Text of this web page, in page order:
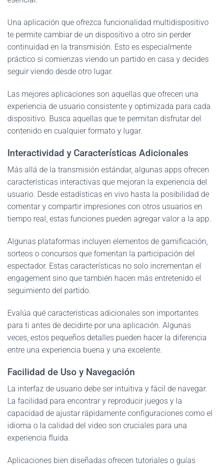
Una aplicación que ofrezca funcionalidad multidispositivo
te permite cambiar de un dispositivo a otro sin perder
continuidad en la transmisión. Esto es especialmente
práctico si comienzas viendo un partido en casa y decides
seguir viendo desde otro lugar.
Las mejores aplicaciones son aquellas que ofrecen una
experiencia de usuario consistente y optimizada para cada
dispositivo. Busca aquellas que te permitan disfrutar del
contenido en cualquier formato y lugar.
Interactividad y Características Adicionales
Más allá de la transmisión estándar, algunas apps ofrecen
características interactivas que mejoran la experiencia del
usuario. Desde estadísticas en vivo hasta la posibilidad de
comentar y compartir impresiones con otros usuarios en
tiempo real, estas funciones pueden agregar valor a la app.
Algunas plataformas incluyen elementos de gamificación,
sorteos o concursos que fomentan la participación del
espectador. Estas características no solo incrementan el
engagement sino que también hacen más entretenido el
seguimiento del partido.
Evalúa qué características adicionales son importantes
para ti antes de decidirte por una aplicación. Algunas
veces, estos pequeños detalles pueden hacer la diferencia
entre una experiencia buena y una excelente.
Facilidad de Uso y Navegación
La interfaz de usuario debe ser intuitiva y fácil de navegar.
La facilidad para encontrar y reproducir juegos y la
capacidad de ajustar rápidamente configuraciones como el
idioma o la calidad del video son cruciales para una
experiencia fluida.
Aplicaciones bien diseñadas ofrecen tutoriales o guías